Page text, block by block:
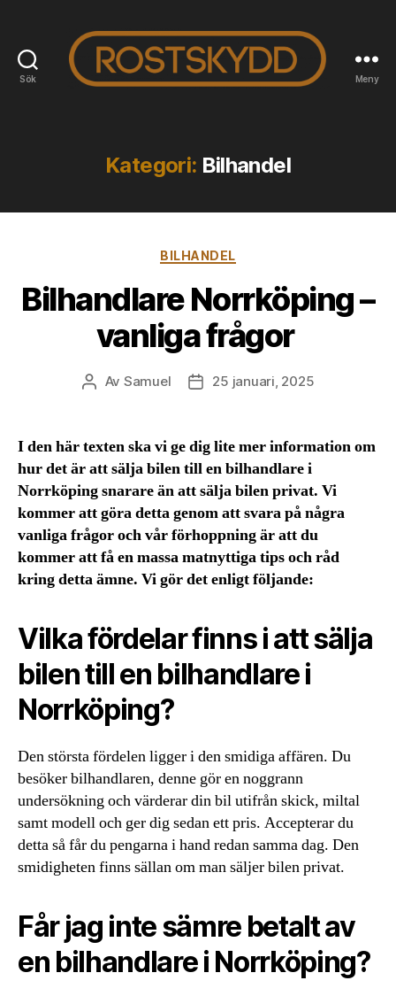
Sök Meny
Kategori: Bilhandel
Kategorier
BILHANDEL
Bilhandlare Norrköping –
vanliga frågor
Inläggsförfattare
Av Samuel Inläggsdatum
25 januari, 2025
I den här texten ska vi ge dig lite mer information om
hur det är att sälja bilen till en bilhandlare i
Norrköping snarare än att sälja bilen privat. Vi
kommer att göra detta genom att svara på några
vanliga frågor och vår förhoppning är att du
kommer att få en massa matnyttiga tips och råd
kring detta ämne. Vi gör det enligt följande:
Vilka fördelar finns i att sälja
bilen till en bilhandlare i
Norrköping?
Den största fördelen ligger i den smidiga affären. Du
besöker bilhandlaren, denne gör en noggrann
undersökning och värderar din bil utifrån skick, miltal
samt modell och ger dig sedan ett pris. Accepterar du
detta så får du pengarna i hand redan samma dag. Den
smidigheten finns sällan om man säljer bilen privat.
Får jag inte sämre betalt av
en bilhandlare i Norrköping?